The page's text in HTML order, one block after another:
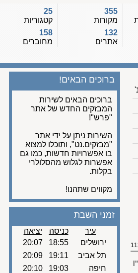
355
מקורות
132
אתרים
25
קטגוריות
158
מחוברים
ברוכים הבאים!
ברוכים הבאים לשירות
המבזקים החדש של אתר
"פרש"!
השירות ניתן על ידי אתר
"מבזקים.נט", ותוכלו למצוא
בו אפשרויות חדשות, כמו גם
אפשרות לגלוש מהסלולרי
בקלות.
מקווים שתהנו!
זמני השבת
עיר כניסה
יציאה
ירושלים
18:55
20:07
תל אביב
19:11
20:09
חיפה
19:03
20:10